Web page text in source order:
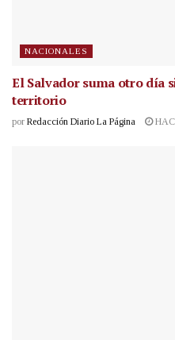
NACIONALES
El Salvador suma otro día
territorio
por Redacción Diario La Página